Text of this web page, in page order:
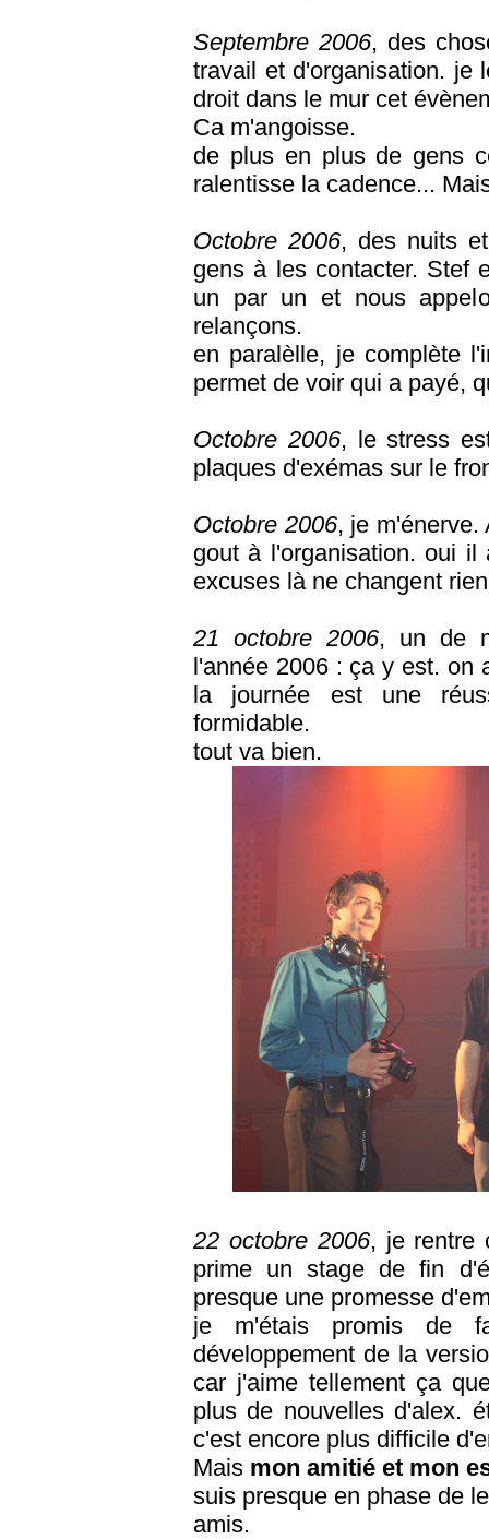
Septembre 2006, des
travail et d'organisation. je
droit dans le mur cet
Ca m'angoisse.
de plus en plus de gens
ralentisse la cadence...
Octobre 2006, des nuits
gens à les contacter. Stef
un par un et nous
relançons.
en paralèlle, je complète
permet de voir qui a payé,
Octobre 2006, le stress
plaques d'exémas sur le
Octobre 2006, je m'énerve.
gout à l'organisation. oui
excuses là ne changent
21 octobre 2006, un de
l'année 2006 : ça y est. on
la journée est une
formidable.
tout va bien.
22 octobre 2006, je rentre
prime un stage de fin
presque une promesse
je m'étais promis de
développement de la
car j'aime tellement ça
plus de nouvelles d'alex.
c'est encore plus difficile
Mais mon amitié et mon
suis presque en phase de
amis.